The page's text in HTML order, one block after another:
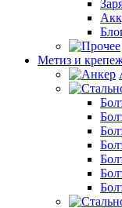
Метиз и